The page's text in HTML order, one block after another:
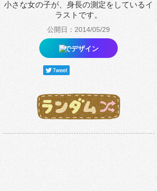
小さな女の子が、身長の測定をしているイ
ラストです。
公開日：2014/05/29
でデザイン